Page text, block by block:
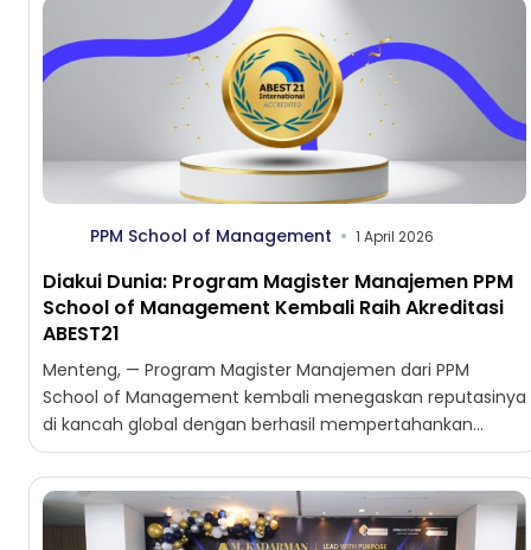
PPM School of Management 1 April 2026
Diakui Dunia: Program Magister Manajemen PPM
School of Management Kembali Raih Akreditasi
ABEST21
Menteng, — Program Magister Manajemen dari PPM
School of Management kembali menegaskan reputasinya
di kancah global dengan berhasil mempertahankan
akreditasi internasional dari ABEST21 (Alliance on...